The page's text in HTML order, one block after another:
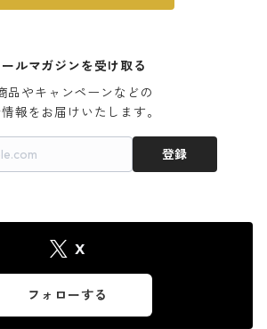
ールマガジンを受け取る
品やキャンペーンなどの
報をお届けいたします。
登録
X
フォローする